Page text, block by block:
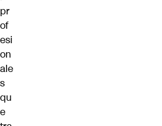
pr
of
esi
on
ale
s
qu
e